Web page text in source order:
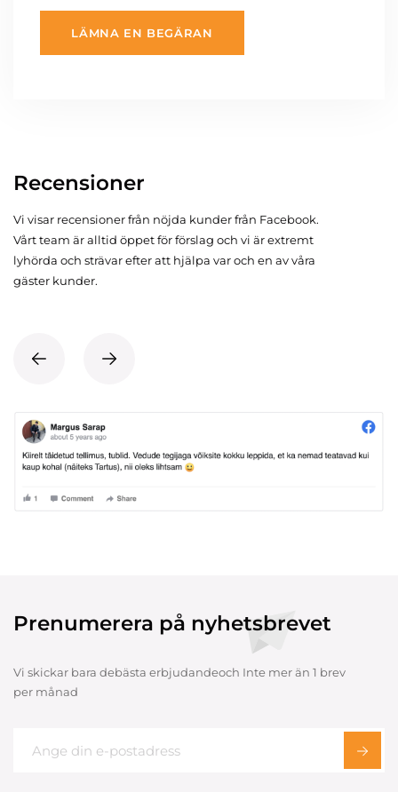
LÄMNA EN BEGÄRAN
Recensioner
Vi visar recensioner från nöjda kunder från Facebook.
Vårt team är alltid öppet för förslag och vi är extremt
lyhörda och strävar efter att hjälpa var och en av våra
gäster kunder.
Prenumerera på nyhetsbrevet
Vi skickar bara debästa erbjudandeoch Inte mer än 1 brev
per månad